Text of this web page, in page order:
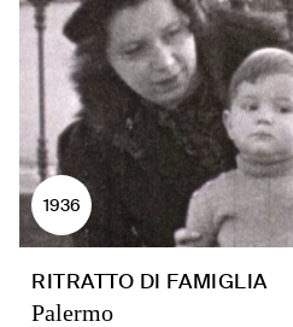
1936
RITRATTO DI FAMIGLIA
Palermo